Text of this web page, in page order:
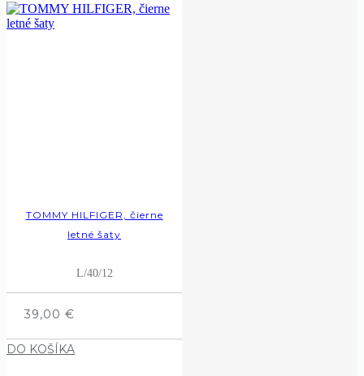
TOMMY HILFIGER, čierne
letné šaty
L/40/12
39,00 €
DO KOŠÍKA